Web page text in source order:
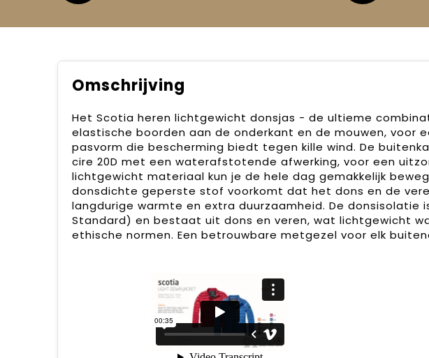
Omschrijving
Het Scotia heren lichtgewicht donsjas - de ultieme
elastische boorden aan de onderkant en de mouwen, voor
pasvorm die bescherming biedt tegen kille wind. De
cire 20D met een waterafstotende afwerking, voor een
lichtgewicht materiaal kun je de hele dag gemakkelijk
donsdichte geperste stof voorkomt dat het dons en de
langdurige warmte en extra duurzaamheid. De donsisolatie
Standard) en bestaat uit dons en veren, wat lichtgewicht
ethische normen. Een betrouwbare metgezel voor elk